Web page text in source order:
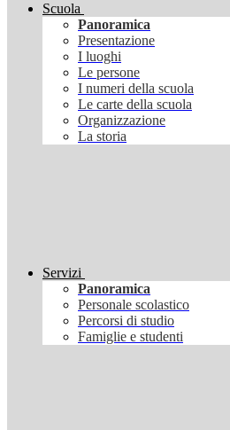
Scuola
Panoramica
Presentazione
I luoghi
Le persone
I numeri della scuola
Le carte della scuola
Organizzazione
La storia
Servizi
Panoramica
Personale scolastico
Percorsi di studio
Famiglie e studenti